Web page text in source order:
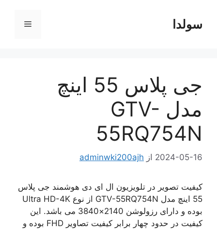
محتواسولدا فهرست
جی پلاس 55 اينچ
مدل GTV-
55RQ754N
2024-05-16 از adminwki200ajh
کیفیت تصویر در تلويزيون ال ای دی هوشمند جی پلاس
55 اينچ مدل GTV-55RQ754N از نوع Ultra HD-4K
بوده و دارای رزولوشن 2140×3840 می باشد. این
کیفیت در حدود چهار برابر کیفیت تصاویر FHD بوده و